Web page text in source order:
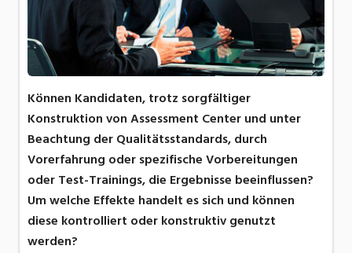
Können Kandidaten, trotz sorgfältiger
Konstruktion von Assessment Center und unter
Beachtung der Qualitätsstandards, durch
Vorerfahrung oder spezifische Vorbereitungen
oder Test-Trainings, die Ergebnisse beeinflussen?
Um welche Effekte handelt es sich und können
diese kontrolliert oder konstruktiv genutzt
werden?